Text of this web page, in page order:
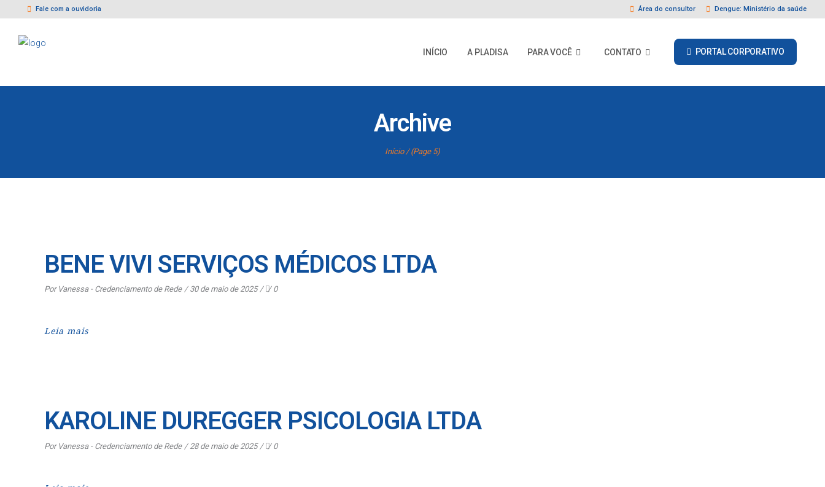
Fale com a ouvidoria Área do consultor Dengue: Ministério da saúde
INÍCIO A PLADISA PARA VOCÊ CONTATO PORTAL CORPORATIVO
Archive
Início (Page 5)
BENE VIVI SERVIÇOS MÉDICOS LTDA
Por Vanessa - Credenciamento de Rede 30 de maio de 2025 0
Leia mais
KAROLINE DUREGGER PSICOLOGIA LTDA
Por Vanessa - Credenciamento de Rede 28 de maio de 2025 0